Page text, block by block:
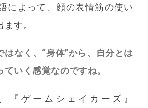
によって、顔の表情筋の使い
す。
はなく、“身体”から、自分とは
いく感覚なのですね。
『ゲームシェイカーズ』